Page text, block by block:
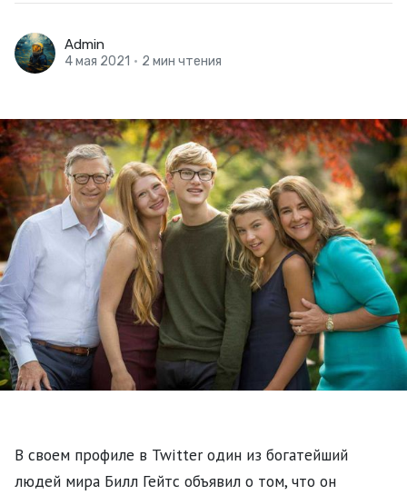
Admin
4 мая 2021 • 2 мин чтения
В своем профиле в Twitter один из богатейший
людей мира Билл Гейтс объявил о том, что он